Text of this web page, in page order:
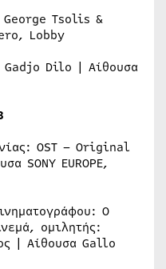
Tsolis &
Lobby
Gadjo Dilo | Αίθουσα
OST – Original
SONY EUROPE,
Ο
ομιλητής:
| Αίθουσα Gallo